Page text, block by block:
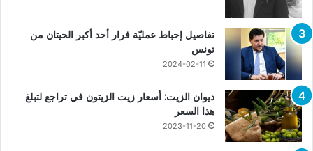
تفاصيل إحباط عمليّة فرار أحد أكبر الحيتان من
تونس
2024-02-11
ديوان الزيت: أسعار زيت الزيتون في تراجع لتبلغ
هذا السعر
2023-11-20